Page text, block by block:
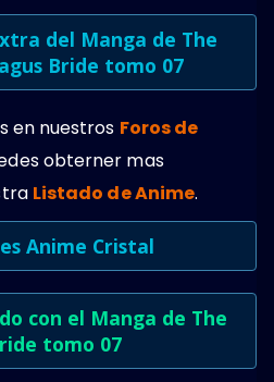
del Manga de The
Bride tomo 07
en nuestros Foros de
obterner mas
Listado de Anime.
Anime Cristal
con el Manga de The
tomo 07